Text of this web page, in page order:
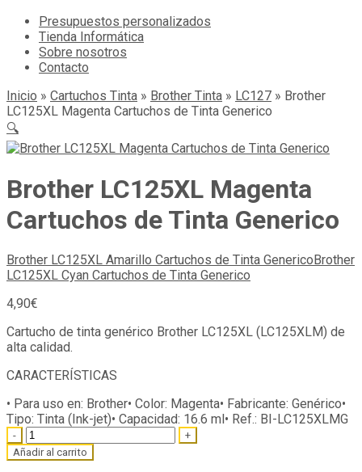
Presupuestos personalizados
Tienda Informática
Sobre nosotros
Contacto
Inicio » Cartuchos Tinta » Brother Tinta » LC127 » Brother
LC125XL Magenta Cartuchos de Tinta Generico
🔍
Brother LC125XL Magenta
Cartuchos de Tinta Generico
Brother LC125XL Amarillo Cartuchos de Tinta Generico Brother
LC125XL Cyan Cartuchos de Tinta Generico
4,90€
Cartucho de tinta genérico Brother LC125XL (LC125XLM) de
alta calidad.
CARACTERÍSTICAS
• Para uso en: Brother• Color: Magenta• Fabricante: Genérico•
Tipo: Tinta (Ink-jet)• Capacidad: 16.6 ml • Ref.: BI-LC125XLMG
Quantity
Añadir al carrito